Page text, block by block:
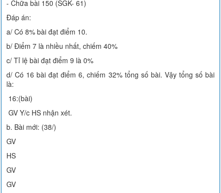
- Chữa bài 150 (SGK- 61)
Đáp án:
a/ Có 8% bài đạt điểm 10.
b/ Điểm 7 là nhiều nhất, chiếm 40%
c/ Tỉ lệ bài đạt điểm 9 là 0%
d/ Có 16 bài đạt điểm 6, chiếm 32% tổng số bài. Vậy tổng số bài
là:
16:(bài)
GV Y/c HS nhận xét.
b. Bài mới: (38/)
GV
HS
GV
GV